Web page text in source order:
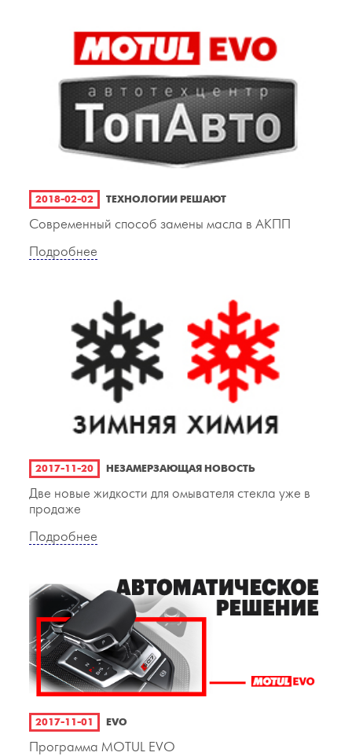
2018-02-02 ТЕХНОЛОГИИ РЕШАЮТ
Современный способ замены масла в АКПП
Подробнее
2017-11-20 НЕЗАМЕРЗАЮЩАЯ НОВОСТЬ
Две новые жидкости для омывателя стекла уже в
продаже
Подробнее
2017-11-01 EVO
Программа MOTUL EVO